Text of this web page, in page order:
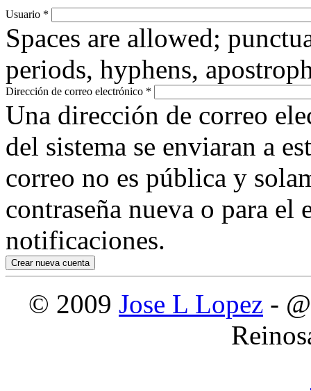
Usuario *
Spaces are allowed;
periods, hyphens,
Dirección de correo electrónico *
Una dirección de correo
del sistema se enviaran a
correo no es pública y
contraseña nueva o para
notificaciones.
© 2009 Jose L Lopez -